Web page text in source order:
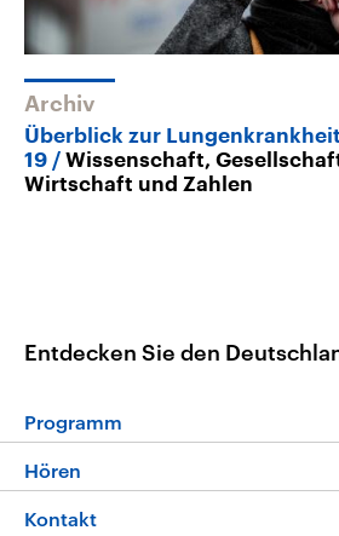
Archiv
Überblick zur
19
Wissenschaft,
Wirtschaft und Zahlen
Entdecken Sie den
Programm
Programm
Hören
Livestream
Kontakt